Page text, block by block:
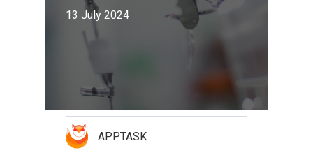
13 July 2024
APPTASK